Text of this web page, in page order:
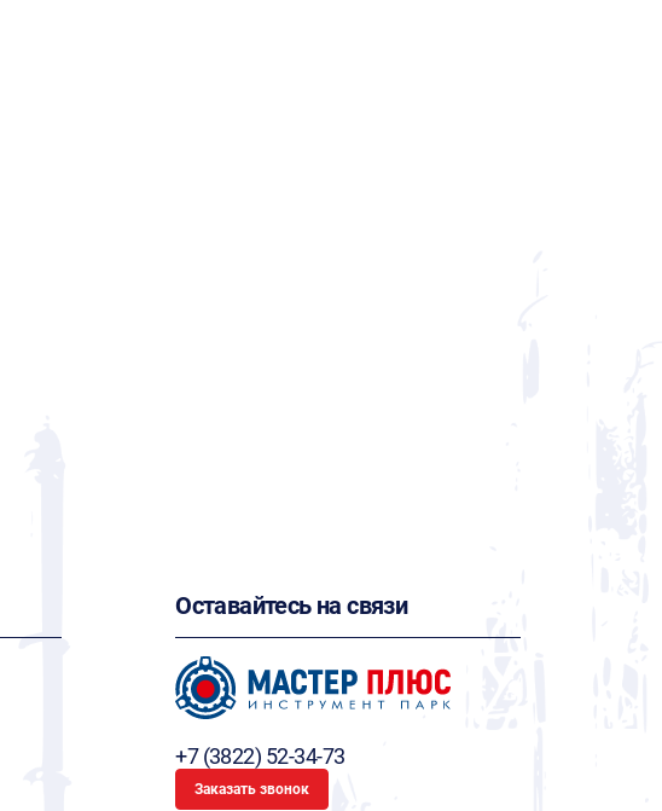
Оставайтесь на связи
+7 (3822) 52-34-73
Заказать звонок